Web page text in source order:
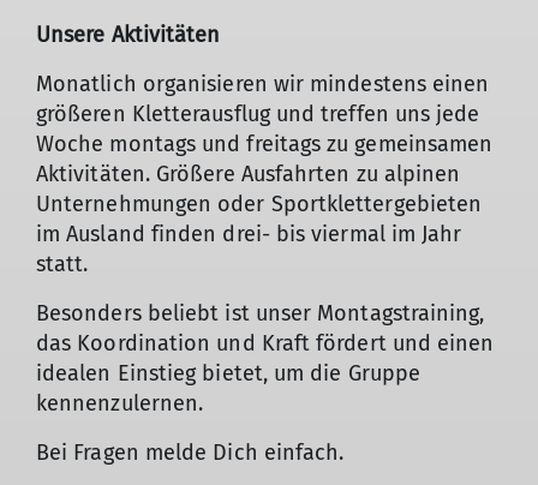
Unsere Aktivitäten
Monatlich organisieren wir mindestens einen
größeren Kletterausflug und treffen uns jede
Woche montags und freitags zu gemeinsamen
Aktivitäten. Größere Ausfahrten zu alpinen
Unternehmungen oder Sportklettergebieten
im Ausland finden drei- bis viermal im Jahr
statt.
Besonders beliebt ist unser Montagstraining,
das Koordination und Kraft fördert und einen
idealen Einstieg bietet, um die Gruppe
kennenzulernen.
Bei Fragen melde Dich einfach.